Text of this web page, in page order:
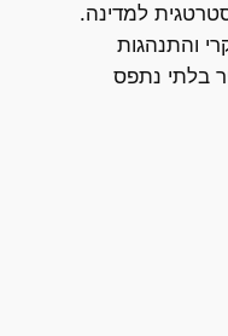
למדינה.
והתנהגות
בלתי נתפס